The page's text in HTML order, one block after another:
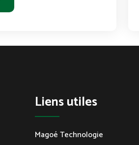
Liens utiles
Magoé Technologie